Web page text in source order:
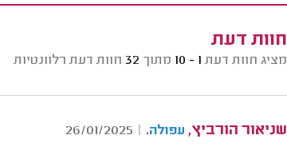
חוות דעת
מציג חוות דעת 1 - 10 מתוך 32 חוות דעת רלוונטיות
שניאור הורביץ, עפולה.
|
26/01/2025